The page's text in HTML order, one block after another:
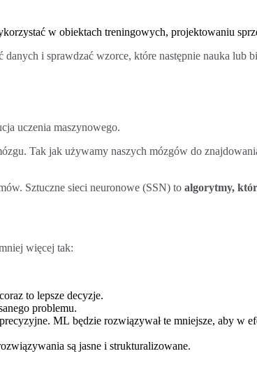
w obiektach treningowych, projektowaniu
i sprawdzać wzorce, które następnie nauka lub
uczenia maszynowego.
Tak jak używamy naszych mózgów do
Sztuczne sieci neuronowe (SSN) to algorytmy,
więcej tak:
to lepsze decyzje.
problemu.
ML będzie rozwiązywał te mniejsze, aby w
są jasne i strukturalizowane.